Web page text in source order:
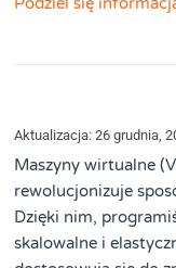
Aktualizacja: 26 grudnia,
Maszyny wirtualne
rewolucjonizuje
Dzięki nim,
skalowalne i